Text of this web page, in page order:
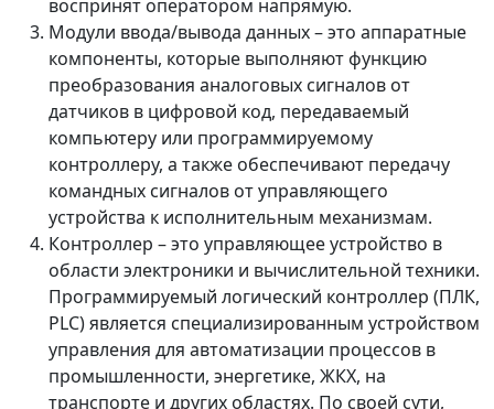
воспринят оператором напрямую.
Модули ввода/вывода данных – это аппаратные
компоненты, которые выполняют функцию
преобразования аналоговых сигналов от
датчиков в цифровой код, передаваемый
компьютеру или программируемому
контроллеру, а также обеспечивают передачу
командных сигналов от управляющего
устройства к исполнительным механизмам.
Контроллер – это управляющее устройство в
области электроники и вычислительной техники.
Программируемый логический контроллер (ПЛК,
PLC) является специализированным устройством
управления для автоматизации процессов в
промышленности, энергетике, ЖКХ, на
транспорте и других областях. По своей сути,